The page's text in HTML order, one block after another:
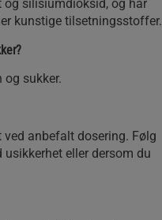
silisiumdioksid, og har
kunstige tilsetningsstoffer.
og sukker.
anbefalt dosering. Følg
eller dersom du